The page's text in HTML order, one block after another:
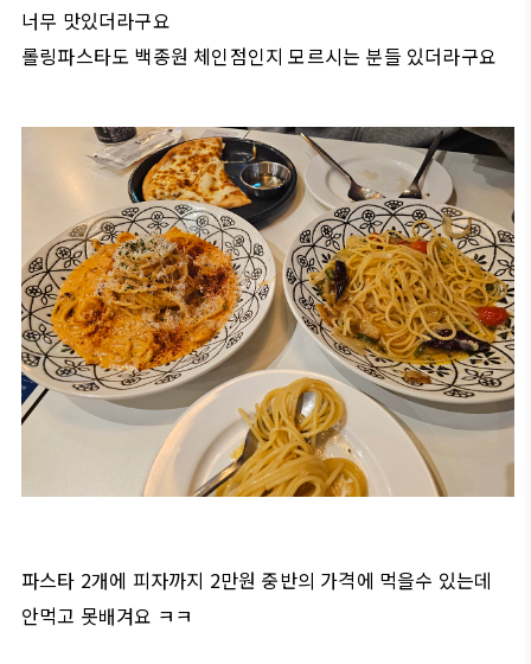
너무 맛있더라구요
롤링파스타도 백종원 체인점인지 모르시는 분들 있더라구요
파스타 2개에 피자까지 2만원 중반의 가격에 먹을수 있는데
안먹고 못배겨요 ㅋㅋ